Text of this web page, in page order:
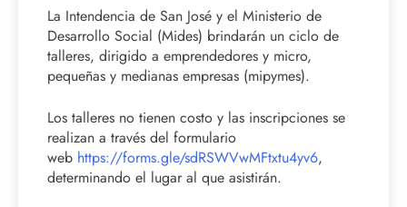
La Intendencia de San José y el Ministerio de
Desarrollo Social (Mides) brindarán un ciclo de
talleres, dirigido a emprendedores y micro,
pequeñas y medianas empresas (mipymes).
Los talleres no tienen costo y las inscripciones se
realizan a través del formulario
web https://forms.gle/sdRSWVwMFtxtu4yv6,
determinando el lugar al que asistirán.